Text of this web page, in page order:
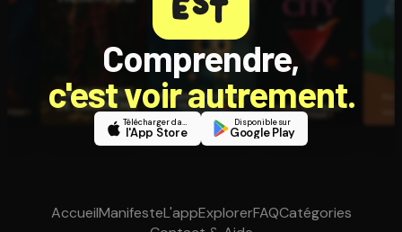
Comprendre,
c'est voir autrement.
Télécharger dans
l'App Store
Disponible sur
Google Play
AccueilManifesteL'appExplorerFAQCatégories